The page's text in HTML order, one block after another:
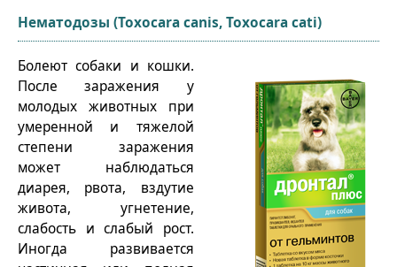
Нематодозы (Toxocara canis, Toxocara cati)
Болеют собаки и кошки.
После заражения у
молодых животных при
умеренной и тяжелой
степени заражения
может наблюдаться
диарея, рвота, вздутие
живота, угнетение,
слабость и слабый рост.
Иногда развивается